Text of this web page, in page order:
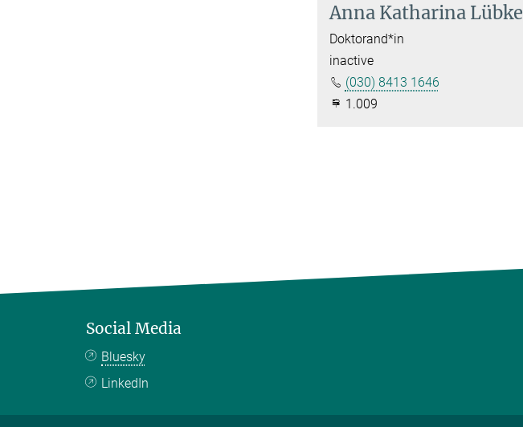
Anna Katharina Lübke
Doktorand*in
inactive
(030) 8413 1646
1.009
Social Media
Bluesky
LinkedIn